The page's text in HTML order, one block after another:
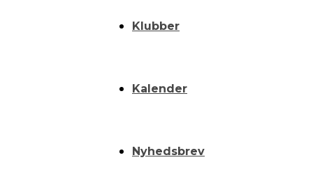
Klubber
Kalender
Nyhedsbrev